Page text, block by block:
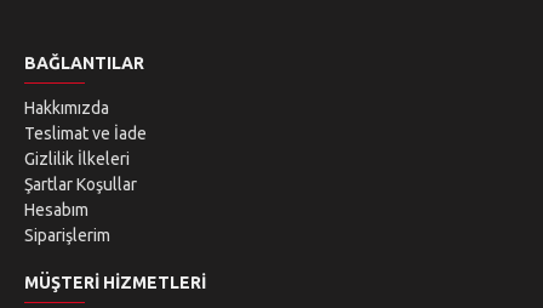
BAĞLANTILAR
Hakkımızda
Teslimat ve İade
Gizlilik İlkeleri
Şartlar Koşullar
Hesabım
Siparişlerim
MÜŞTERI HIZMETLERI